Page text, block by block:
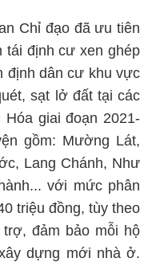
Chỉ đạo đã ưu tiên
tái định cư xen ghép
định dân cư khu vực
sạt lở đất tại các
Hóa giai đoạn 2021-
gồm: Mường Lát,
Lang Chánh, Như
với mức phân
triệu đồng, tùy theo
đảm bảo mỗi hộ
dựng mới nhà ở.